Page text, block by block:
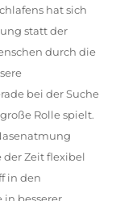
hat sich
statt der
durch die
bei der Suche
Rolle spielt.
Zeit flexibel
in den